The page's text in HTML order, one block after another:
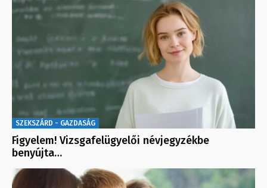
SZEKSZÁRD - GAZDASÁG
Figyelem! Vizsgafelügyelői névjegyzékbe
benyújta…